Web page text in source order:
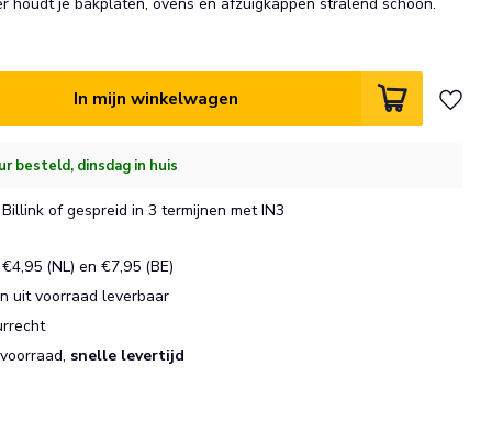
In mijn winkelwagen
besteld, dinsdag in huis
of gespreid in 3 termijnen met IN3
(NL) en €7,95 (BE)
uit voorraad leverbaar
snelle levertijd